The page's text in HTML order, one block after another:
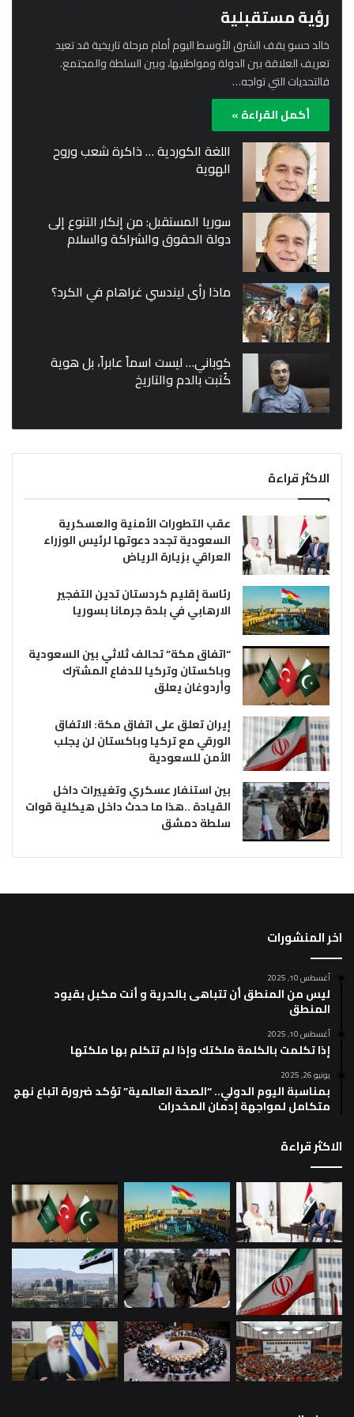
رؤية مستقبلية
خالد حسو يقف الشرق الأوسط اليوم أمام مرحلة تاريخية قد تعيد
تعريف العلاقة بين الدولة ومواطنيها، وبين السلطة والمجتمع.
فالتحديات التي تواجه…
أكمل القراءة »
اللغة الكوردية … ذاكرة شعب وروح
الهوية
سوريا المستقبل: من إنكار التنوع إلى
دولة الحقوق والشراكة والسلام
ماذا رأى ليندسي غراهام في الكرد؟
كوباني… ليست اسماً عابراً، بل هوية
كُتبت بالدم والتاريخ
الاكثر قراءة
عقب التطورات الأمنية والعسكرية
السعودية تجدد دعوتها لرئيس الوزراء
العراقي بزيارة الرياض
رئاسة إقليم كردستان تدين التفجير
الارهابي في بلدة جرمانا بسوريا
“اتفاق مكة” تحالف ثلاثي بين السعودية
وباكستان وتركيا للدفاع المشترك
وأردوغان يعلق
إيران تعلق على اتفاق مكة: الاتفاق
الورقي مع تركيا وباكستان لن يجلب
الأمن للسعودية
بين استنفار عسكري وتغييرات داخل
القيادة ..هذا ما حدث داخل هيكلية قوات
سلطة دمشق
اخر المنشورات
أغسطس 10, 2025
ليس من المنطق أن تتباهى بالحرية و أنت مكبل بقيود
المنطق
أغسطس 10, 2025
إذا تكلمت بالكلمة ملكتك وإذا لم تتكلم بها ملكتها
يونيو 26, 2025
بمناسبة اليوم الدولي.. “الصحة العالمية” تؤكد ضرورة اتباع نهج
متكامل لمواجهة إدمان المخدرات
الاكثر قراءة